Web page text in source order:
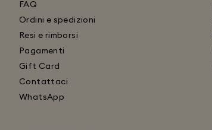
FAQ
Ordini e spedizioni
Resi e rimborsi
Pagamenti
Gift Card
Contattaci
WhatsApp